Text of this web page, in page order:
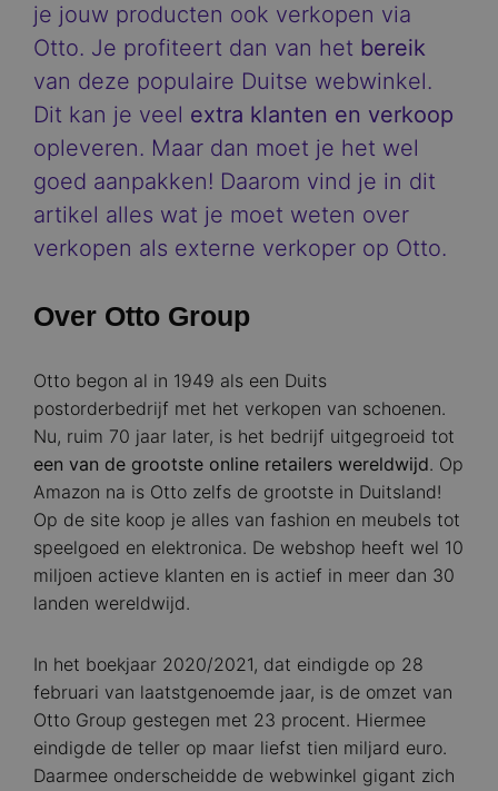
je jouw producten ook verkopen via
Otto. Je profiteert dan van het bereik
van deze populaire Duitse webwinkel.
Dit kan je veel extra klanten en verkoop
opleveren. Maar dan moet je het wel
goed aanpakken! Daarom vind je in dit
artikel alles wat je moet weten over
verkopen als externe verkoper op Otto.
Over Otto Group
Otto begon al in 1949 als een Duits
postorderbedrijf met het verkopen van schoenen.
Nu, ruim 70 jaar later, is het bedrijf uitgegroeid tot
een van de grootste online retailers wereldwijd. Op
Amazon na is Otto zelfs de grootste in Duitsland!
Op de site koop je alles van fashion en meubels tot
speelgoed en elektronica. De webshop heeft wel 10
miljoen actieve klanten en is actief in meer dan 30
landen wereldwijd.
In het boekjaar 2020/2021, dat eindigde op 28
februari van laatstgenoemde jaar, is de omzet van
Otto Group gestegen met 23 procent. Hiermee
eindigde de teller op maar liefst tien miljard euro.
Daarmee onderscheidde de webwinkel gigant zich